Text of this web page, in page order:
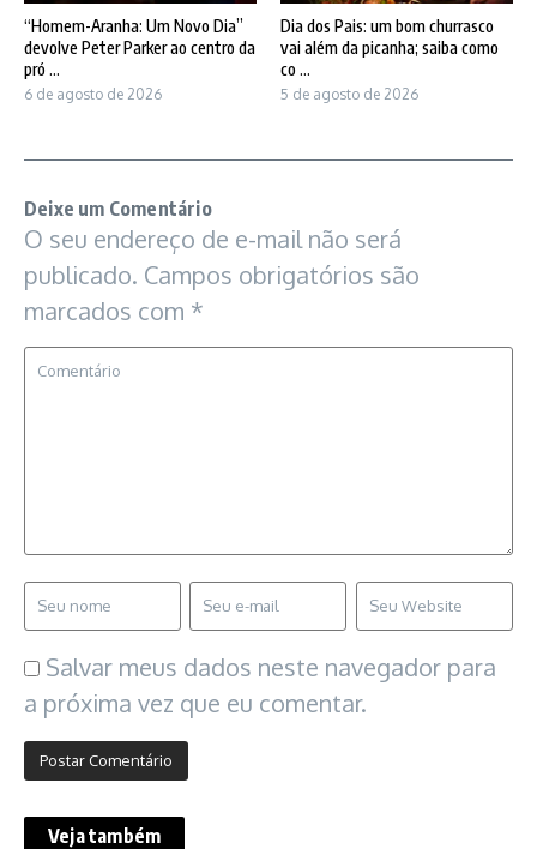
“Homem-Aranha: Um Novo Dia”
devolve Peter Parker ao centro da
pró ...
6 de agosto de 2026
Dia dos Pais: um bom churrasco
vai além da picanha; saiba como
co ...
5 de agosto de 2026
Deixe um Comentário
O seu endereço de e-mail não será
publicado. Campos obrigatórios são
marcados com *
Salvar meus dados neste navegador para
a próxima vez que eu comentar.
Veja também